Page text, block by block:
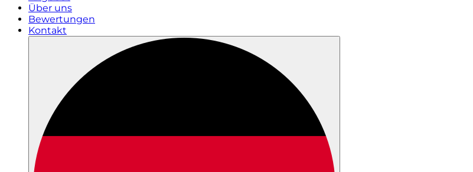
Über uns
Bewertungen
Kontakt